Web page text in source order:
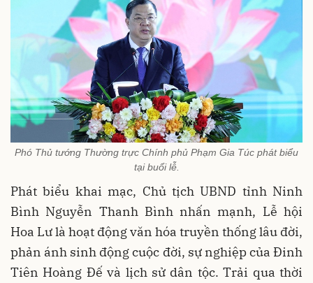
Phó Thủ tướng Thường trực Chính phủ Phạm Gia Túc phát biểu
tại buổi lễ.
Phát biểu khai mạc, Chủ tịch UBND tỉnh Ninh
Bình Nguyễn Thanh Bình nhấn mạnh, Lễ hội
Hoa Lư là hoạt động văn hóa truyền thống lâu đời,
phản ánh sinh động cuộc đời, sự nghiệp của Đinh
Tiên Hoàng Đế và lịch sử dân tộc. Trải qua thời